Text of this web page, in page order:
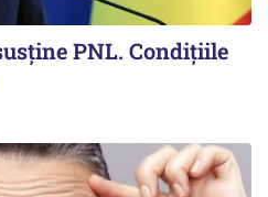
PNL. Condițiile